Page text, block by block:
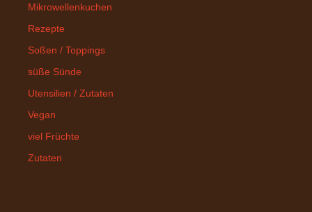
Mikrowellenkuchen
Rezepte
Soßen / Toppings
süße Sünde
Utensilien / Zutaten
Vegan
viel Früchte
Zutaten